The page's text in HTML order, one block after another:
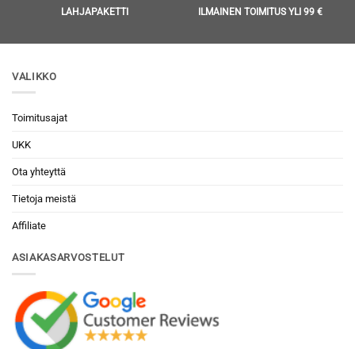
LAHJAPAKETTI ILMAINEN TOIMITUS YLI 99 €
VALIKKO
Toimitusajat
UKK
Ota yhteyttä
Tietoja meistä
Affiliate
ASIAKASARVOSTELUT